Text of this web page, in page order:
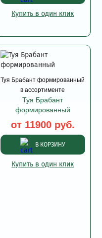
Купить в один клик
Туя Брабант формированный
в ассортименте
Туя Брабант
формированный
от 11900 руб.
В КОРЗИНУ
Купить в один клик